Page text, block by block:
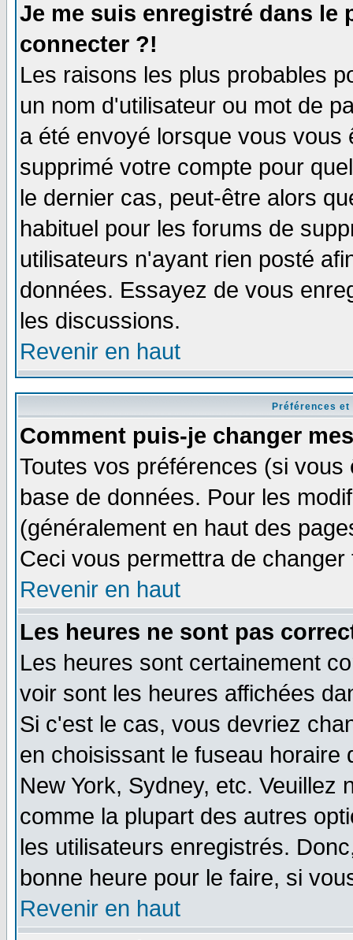
Je me suis enregistré dans le
connecter ?!
Les raisons les plus probables
un nom d'utilisateur ou mot de
a été envoyé lorsque vous
supprimé votre compte pour
le dernier cas, peut-être alors
habituel pour les forums de
utilisateurs n'ayant rien posté
données. Essayez de vous
les discussions.
Revenir en haut
Préférences
Comment puis-je changer
Toutes vos préférences (si
base de données. Pour les
(généralement en haut des
Ceci vous permettra de
Revenir en haut
Les heures ne sont pas
Les heures sont certainement
voir sont les heures affichées
Si c'est le cas, vous devriez
en choisissant le fuseau
New York, Sydney, etc. Veuillez
comme la plupart des autres
les utilisateurs enregistrés.
bonne heure pour le faire, si
Revenir en haut